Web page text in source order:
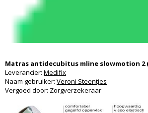
Matras antidecubitus mline slowmotion 2
Leverancier: Medifix
Naam gebruiker: Veroni Steentjes
Vergoed door: Zorgverzekeraar